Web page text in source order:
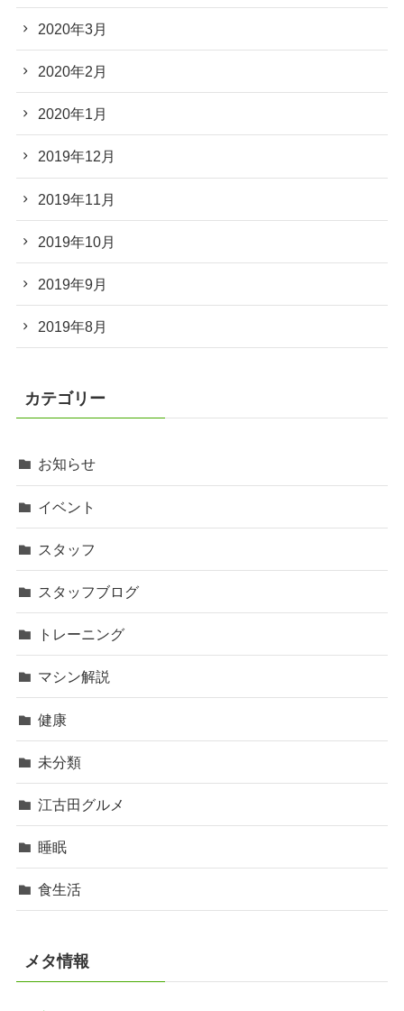
2020年3月
2020年2月
2020年1月
2019年12月
2019年11月
2019年10月
2019年9月
2019年8月
カテゴリー
お知らせ
イベント
スタッフ
スタッフブログ
トレーニング
マシン解説
健康
未分類
江古田グルメ
睡眠
食生活
メタ情報